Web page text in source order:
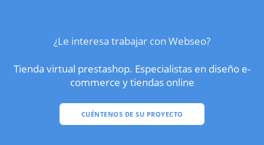
¿Le interesa trabajar con Webseo?
Tienda virtual prestashop. Especialistas en diseño e-
commerce y tiendas online
CUÉNTENOS DE SU PROYECTO